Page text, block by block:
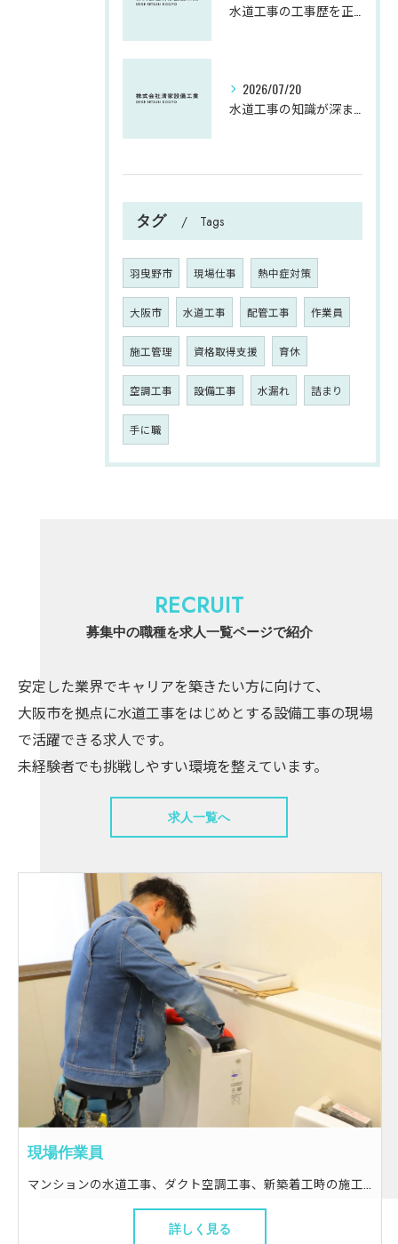
2026/07/20
タグ Tags
羽曳野市 現場仕事 熱中症対策
大阪市 水道工事 配管工事 作業員
施工管理 資格取得支援 育休
空調工事 設備工事 水漏れ 詰まり
手に職
募集中の職種を求人一覧ページで紹介
RECRUIT
安定した業界でキャリアを築きたい方に向けて、
大阪市を拠点に水道工事をはじめとする設備工事の現場
で活躍できる求人です。
未経験者でも挑戦しやすい環境を整えています。
求人一覧へ
現場作業員
詳しく見る